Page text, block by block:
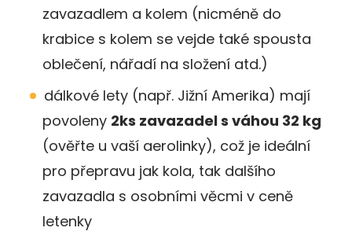
zavazadlem a kolem (nicméně do
krabice s kolem se vejde také spousta
oblečení, nářadí na složení atd.)
dálkové lety (např. Jižní Amerika) mají
povoleny 2ks zavazadel s váhou 32 kg
(ověřte u vaší aerolinky), což je ideální
pro přepravu jak kola, tak dalšího
zavazadla s osobními věcmi v ceně
letenky